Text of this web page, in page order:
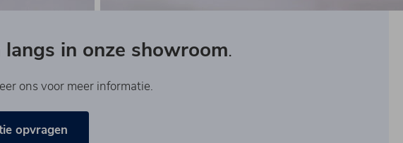
in onze showroom.
ons voor meer informatie.
opvragen